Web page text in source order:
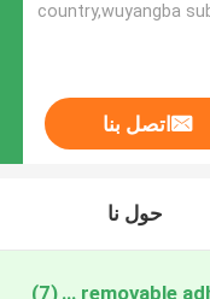
country,wuyangba
اتصل بنا
حول نا
removable adhesive separator cork pads التصنيع عبر الإنترنت (7)